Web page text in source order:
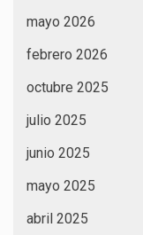
mayo 2026
febrero 2026
octubre 2025
julio 2025
junio 2025
mayo 2025
abril 2025